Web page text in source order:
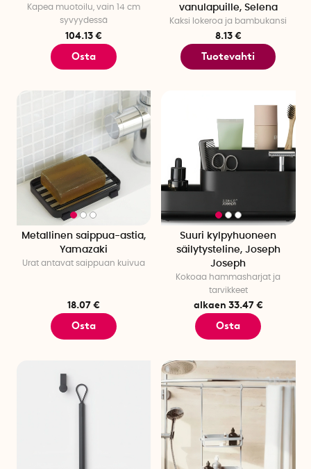
Kapea muotoilu, vain 14 cm
syvyydessä
104.13 €
Osta
vanulapuille, Selena
Kaksi lokeroa ja bambukansi
8.13 €
Tuotevahti
Metallinen saippua-astia,
Yamazaki
Urat antavat saippuan kuivua
18.07 €
Osta
Suuri kylpyhuoneen
säilytysteline, Joseph
Joseph
Kokoaa hammasharjat ja
tarvikkeet
alkaen 33.47 €
Osta